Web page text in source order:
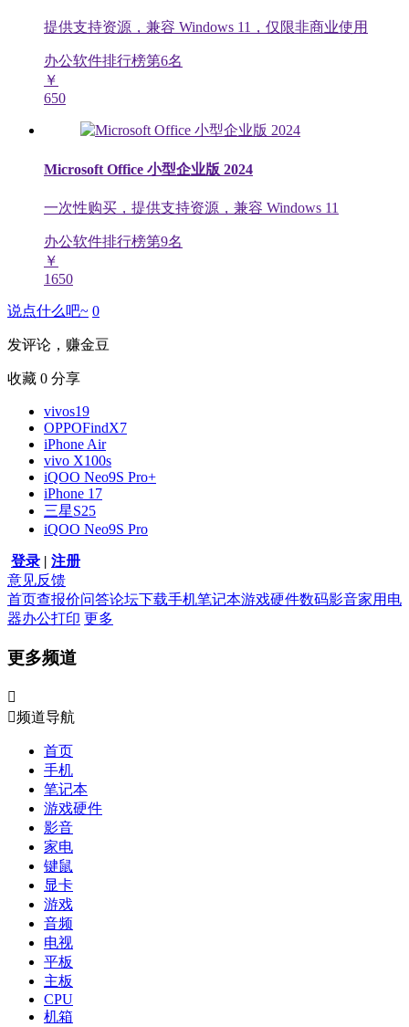
提供支持资源，兼容 Windows 11，仅限非商业使用
办公软件排行榜第6名
￥
650
Microsoft Office 小型企业版 2024
一次性购买，提供支持资源，兼容 Windows 11
办公软件排行榜第9名
￥
1650
说点什么吧~ 0
发评论，赚金豆
收藏 0 分享
vivos19
OPPOFindX7
iPhone Air
vivo X100s
iQOO Neo9S Pro+
iPhone 17
三星S25
iQOO Neo9S Pro
登录 | 注册
意见反馈
首页查报价问答论坛下载手机笔记本游戏硬件数码影音家用电
器办公打印 更多
更多频道

频道导航
首页
手机
笔记本
游戏硬件
影音
家电
键鼠
显卡
游戏
音频
电视
平板
主板
CPU
机箱